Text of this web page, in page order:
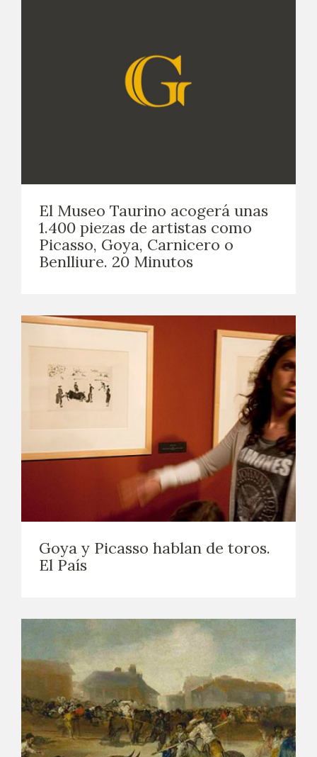
El Museo Taurino acogerá unas
1.400 piezas de artistas como
Picasso, Goya, Carnicero o
Benlliure. 20 Minutos
Goya y Picasso hablan de toros.
El País